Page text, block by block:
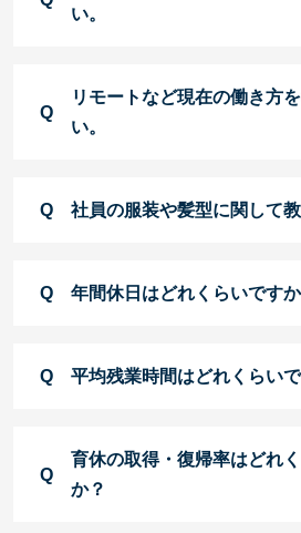
い。
リモートなど現在の働き方
い。
社員の服装や髪型に関して教
年間休日はどれくらいです
平均残業時間はどれくらい
育休の取得・復帰率はどれ
か？